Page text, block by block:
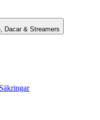
Dacar & Streamers
Säkringar